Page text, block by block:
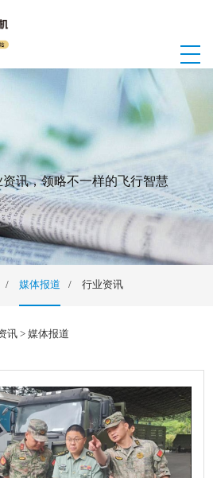
讯，领略不一样的飞行智慧
媒体报道 行业资讯
讯 >媒体报道